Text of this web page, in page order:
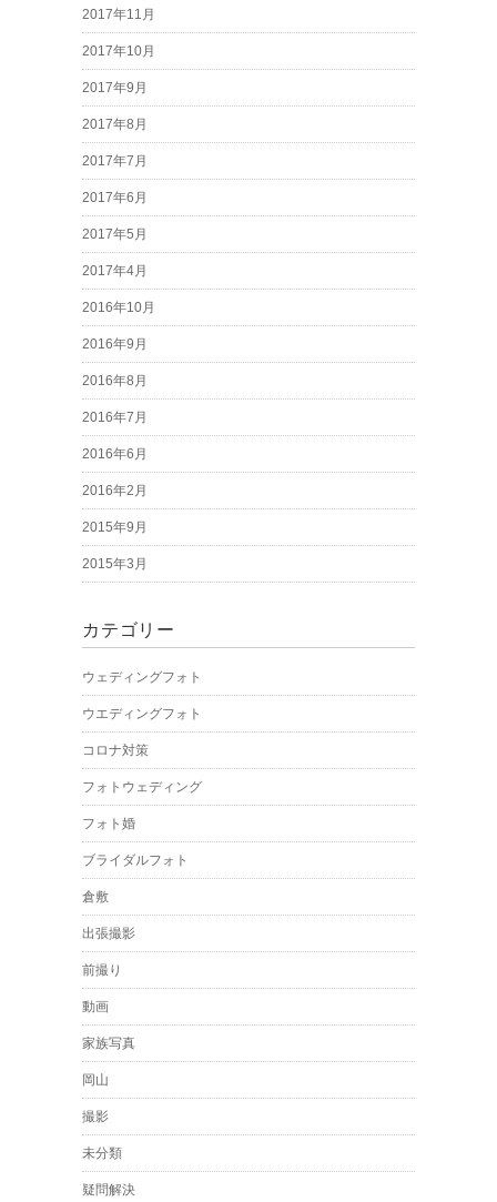
2017年11月
2017年10月
2017年9月
2017年8月
2017年7月
2017年6月
2017年5月
2017年4月
2016年10月
2016年9月
2016年8月
2016年7月
2016年6月
2016年2月
2015年9月
2015年3月
カテゴリー
ウェディングフォト
ウエディングフォト
コロナ対策
フォトウェディング
フォト婚
ブライダルフォト
倉敷
出張撮影
前撮り
動画
家族写真
岡山
撮影
未分類
疑問解決